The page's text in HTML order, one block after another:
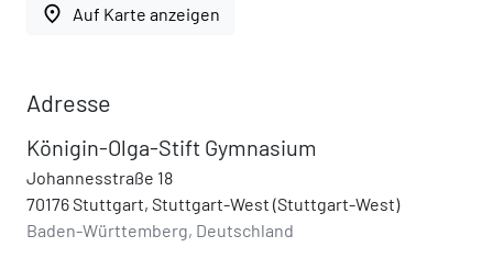
place Auf Karte anzeigen
Adresse
Königin-Olga-Stift Gymnasium
Johannesstraße 18
70176 Stuttgart, Stuttgart-West (Stuttgart-West)
Baden-Württemberg, Deutschland